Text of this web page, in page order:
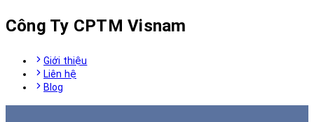
Công Ty CPTM Visnam
Giới thiệu
Liên hệ
Blog